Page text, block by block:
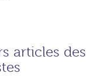
articles des